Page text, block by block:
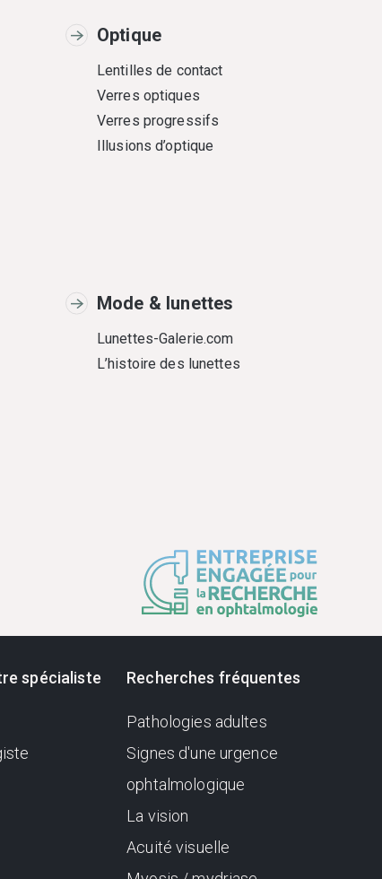
Optique
Lentilles de contact
Verres optiques
Verres progressifs
Illusions d’optique
Mode & lunettes
Lunettes-Galerie.com
L’histoire des lunettes
spécialiste Recherches fréquentes
Pathologies adultes
Signes d'une urgence
ophtalmologique
La vision
Acuité visuelle